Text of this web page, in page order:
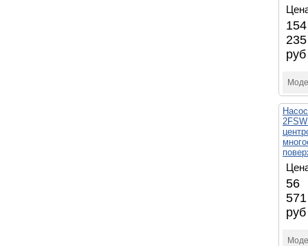
154
235
руб
56
571
руб